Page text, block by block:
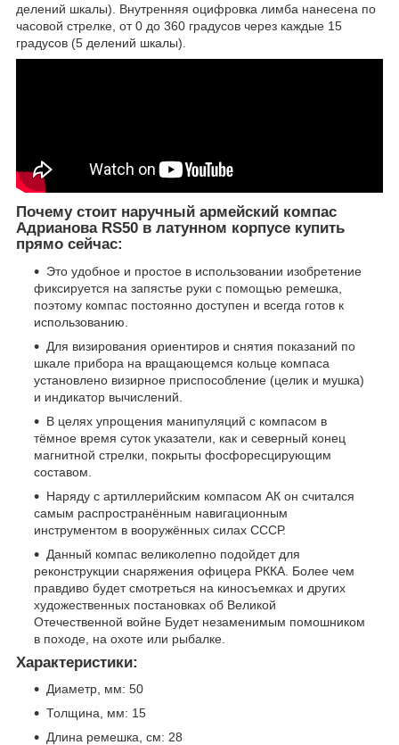
делений шкалы). Внутренняя оцифровка лимба нанесена по
часовой стрелке, от 0 до 360 градусов через каждые 15
градусов (5 делений шкалы).
Почему стоит наручный армейский компас
Адрианова RS50 в латунном корпусе купить
прямо сейчас:
Это удобное и простое в использовании изобретение
фиксируется на запястье руки с помощью ремешка,
поэтому компас постоянно доступен и всегда готов к
использованию.
Для визирования ориентиров и снятия показаний по
шкале прибора на вращающемся кольце компаса
установлено визирное приспособление (целик и мушка)
и индикатор вычислений.
В целях упрощения манипуляций с компасом в
тёмное время суток указатели, как и северный конец
магнитной стрелки, покрыты фосфоресцирующим
составом.
Наряду с артиллерийским компасом АК он считался
самым распространённым навигационным
инструментом в вооружённых силах СССР.
Данный компас великолепно подойдет для
реконструкции снаряжения офицера РККА. Более чем
правдиво будет смотреться на киносъемках и других
художественных постановках об Великой
Отечественной войне Будет незаменимым помошником
в походе, на охоте или рыбалке.
Характеристики:
Диаметр, мм: 50
Толщина, мм: 15
Длина ремешка, см: 28